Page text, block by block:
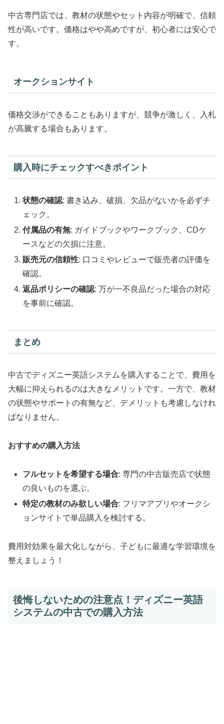
中古専門店では、教材の状態やセット内容が明確で、信頼
性が高いです。価格はやや高めですが、初心者には安心で
す。
オークションサイト
価格交渉ができることもありますが、競争が激しく、入札
が高騰する場合もあります。
購入時にチェックすべきポイント
状態の確認: 書き込み、破損、欠品がないかを必ずチ
ェック。
付属品の有無: ガイドブックやワークブック、CDケ
ースなどの欠損に注意。
販売元の信頼性: 口コミやレビューで販売者の評価を
確認。
返品ポリシーの確認: 万が一不良品だった場合の対応
を事前に確認。
まとめ
中古でディズニー英語システムを購入することで、費用を
大幅に抑えられるのは大きなメリットです。一方で、教材
の状態やサポートの有無など、デメリットも考慮しなけれ
ばなりません。
おすすめの購入方法
フルセットを希望する場合: 専門の中古販売店で状態
の良いものを選ぶ。
特定の教材のみ欲しい場合: フリマアプリやオークシ
ョンサイトで単品購入を検討する。
費用対効果を最大化しながら、子どもに最適な学習環境を
整えましょう！
後悔しないための注意点！ディズニー英語
システムの中古での購入方法